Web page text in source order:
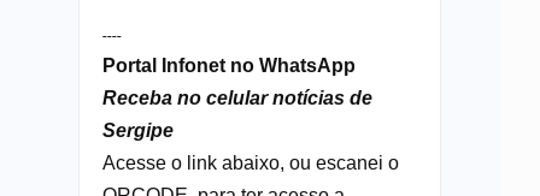
----
Portal Infonet no WhatsApp
Receba no celular notícias de
Sergipe
Acesse o link abaixo, ou escanei o